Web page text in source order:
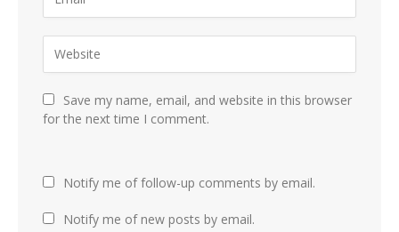
Save my name, email, and website in this browser
for the next time I comment.
Notify me of follow-up comments by email.
Notify me of new posts by email.